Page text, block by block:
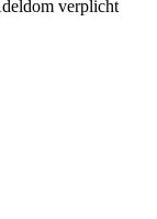
verplicht